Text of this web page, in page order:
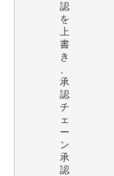
認
を
上
書
き
承
認
チ
ェ
ー
ン
承
認